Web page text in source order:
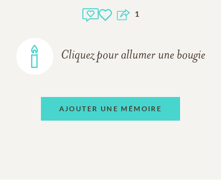
1
Cliquez pour allumer une bougie
AJOUTER UNE MÉMOIRE